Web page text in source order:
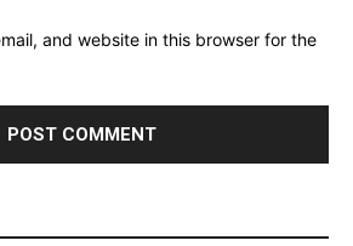
and website in this browser for the